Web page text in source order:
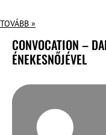
TOVÁBB »
CONVOCATION –
ÉNEKESNŐJÉVEL